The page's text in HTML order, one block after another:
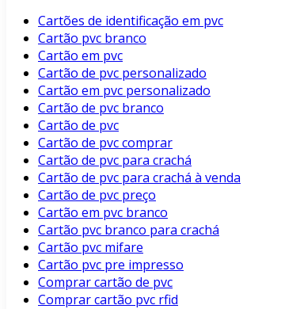
Cartões de identificação em pvc
Cartão pvc branco
Cartão em pvc
Cartão de pvc personalizado
Cartão em pvc personalizado
Cartão de pvc branco
Cartão de pvc
Cartão de pvc comprar
Cartão de pvc para crachá
Cartão de pvc para crachá à venda
Cartão de pvc preço
Cartão em pvc branco
Cartão pvc branco para crachá
Cartão pvc mifare
Cartão pvc pre impresso
Comprar cartão de pvc
Comprar cartão pvc rfid